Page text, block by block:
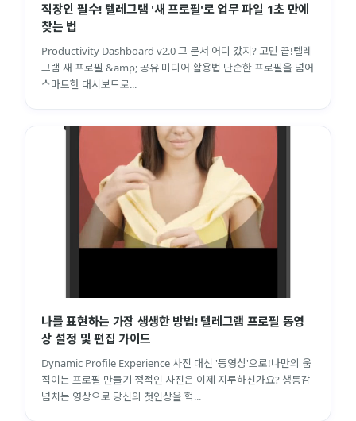
직장인 필수! 텔레그램 '새 프로필'로 업무 파일 1초 만에
찾는 법
Productivity Dashboard v2.0 그 문서 어디 갔지? 고민 끝!텔레
그램 새 프로필 &amp; 공유 미디어 활용법 단순한 프로필을 넘어
스마트한 대시보드로...
나를 표현하는 가장 생생한 방법! 텔레그램 프로필 동영
상 설정 및 편집 가이드
Dynamic Profile Experience 사진 대신 '동영상'으로!나만의 움
직이는 프로필 만들기 정적인 사진은 이제 지루하신가요? 생동감
넘치는 영상으로 당신의 첫인상을 혁...